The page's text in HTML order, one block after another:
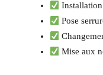
Pose
Mise aux